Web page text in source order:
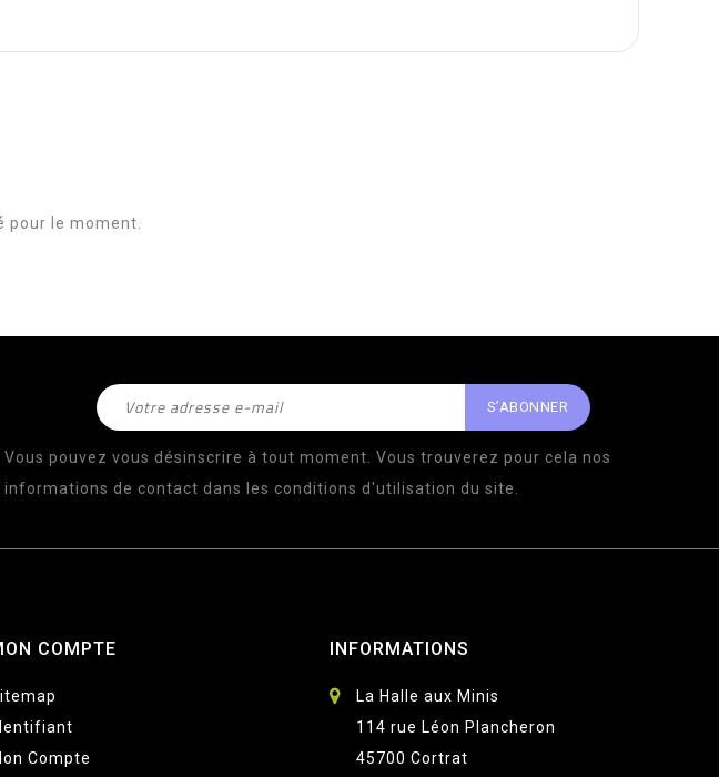
pour le moment.
Vous pouvez vous désinscrire à tout moment. Vous trouverez pour cela nos
informations de contact dans les conditions d'utilisation du site.
COMPTE
Compte
INFORMATIONS
La Halle aux Minis
114 rue Léon Plancheron
45700 Cortrat